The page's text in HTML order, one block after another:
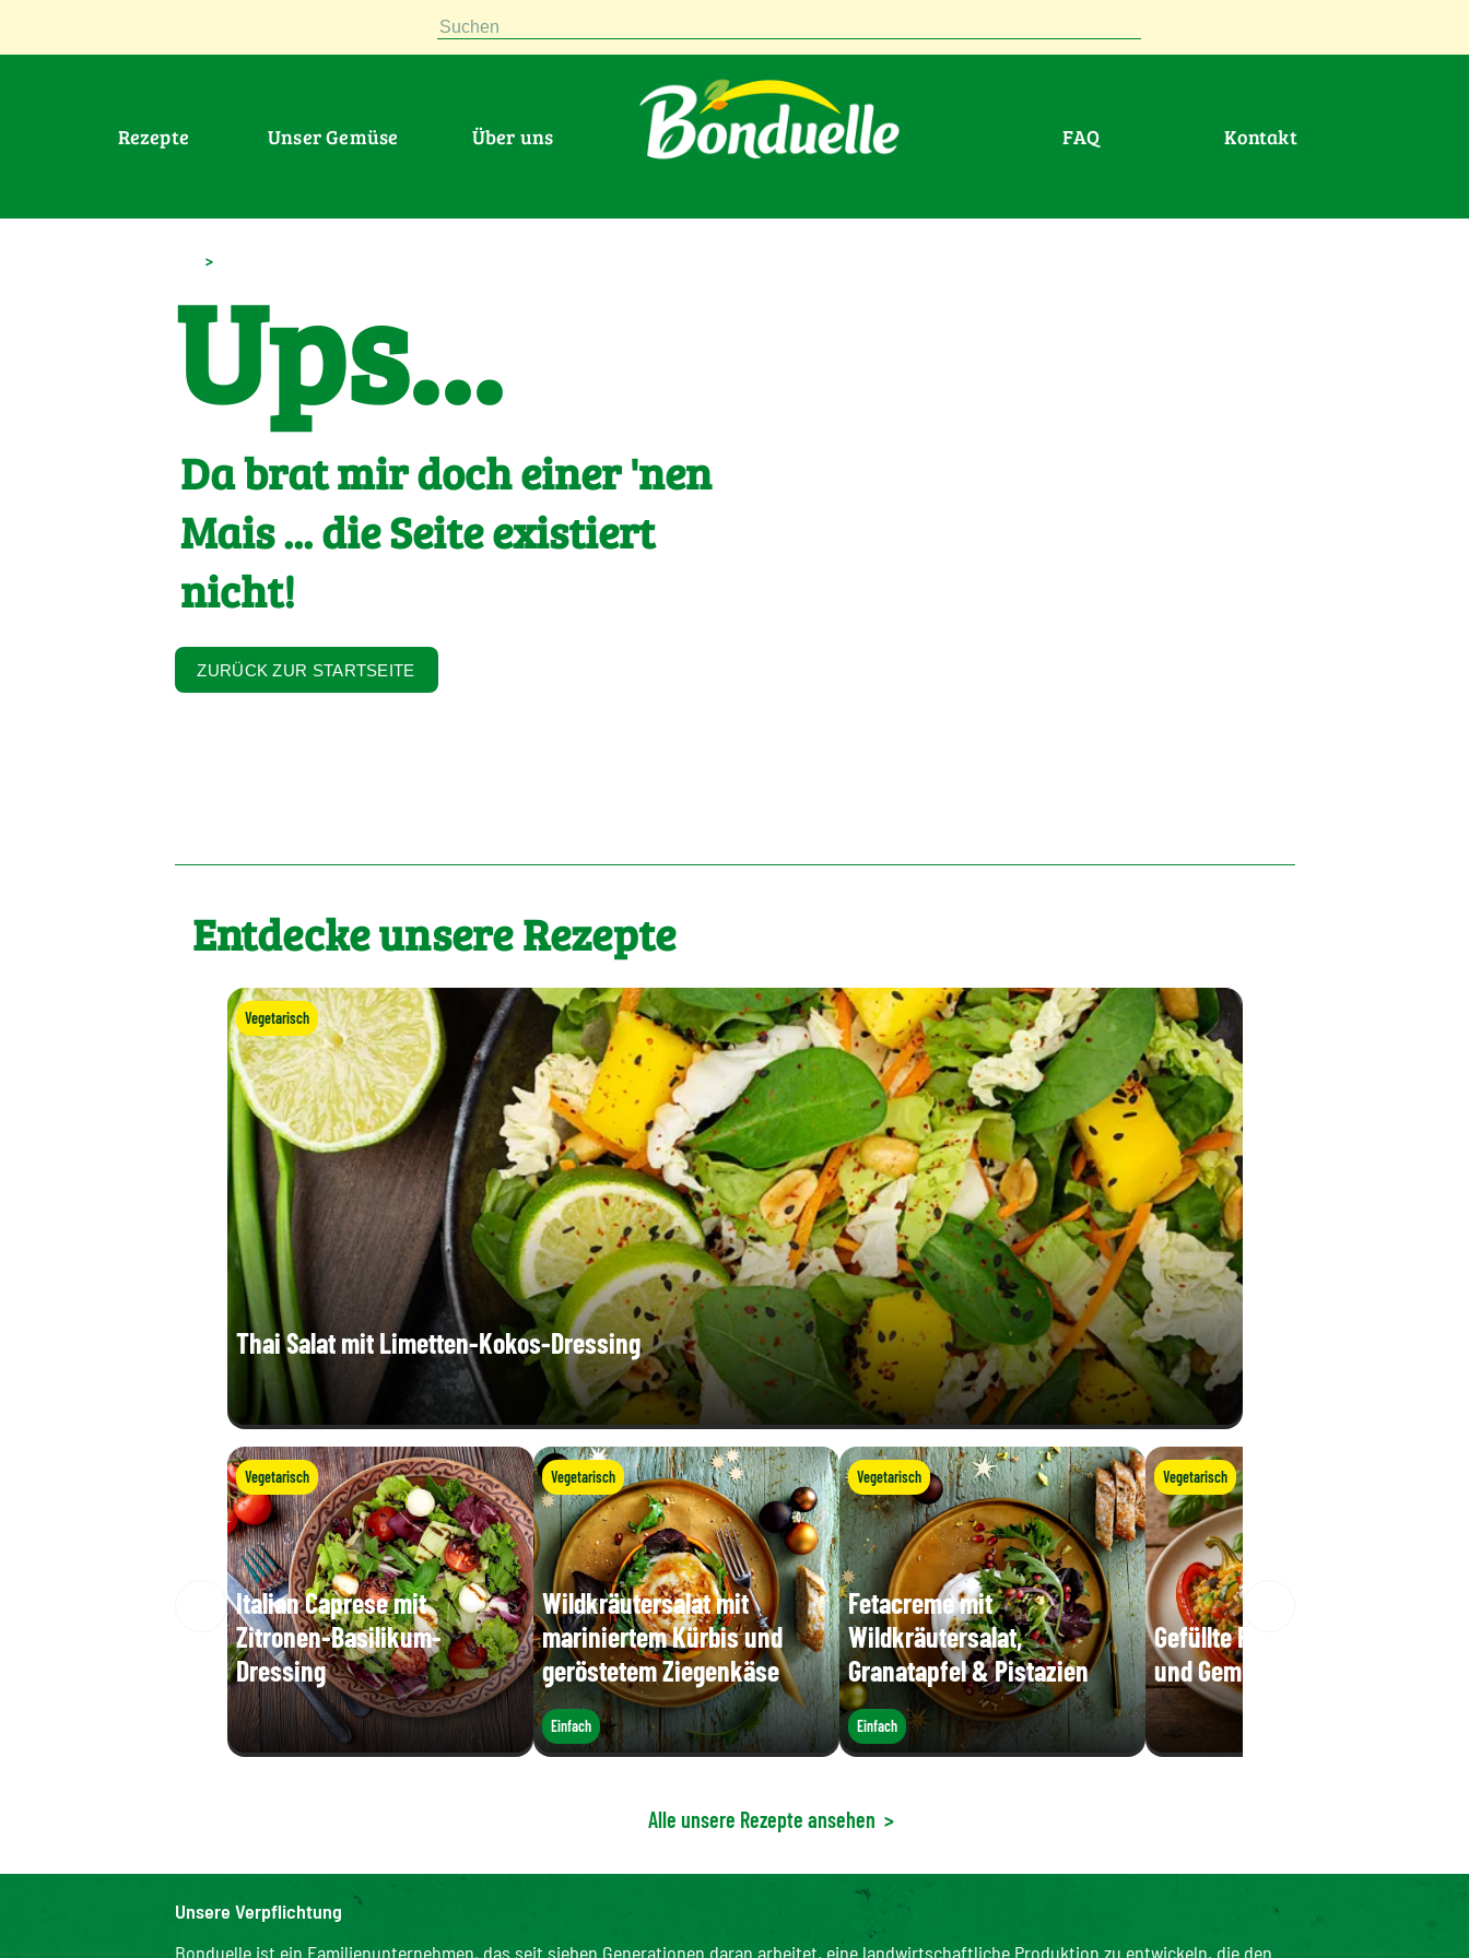
Suchen
Rezepte Unser Gemüse Über uns FAQ Kontakt
>
Ups...
Da brat mir doch einer 'nen
Mais ... die Seite existiert
nicht!
ZURÜCK ZUR STARTSEITE
Entdecke unsere Rezepte
Vegetarisch
Thai Salat mit Limetten-Kokos-Dressing
Vegetarisch
Italian Caprese mit
Zitronen-Basilikum-
Dressing
Vegetarisch
Wildkräutersalat mit
mariniertem Kürbis und
geröstetem Ziegenkäse
Einfach
Vegetarisch
Fetacreme mit
Wildkräutersalat,
Granatapfel & Pistazien
Einfach
Vegetarisch
Gefüllte Paprika mit Reis
und Gemüse
Alle unsere Rezepte ansehen >
Unsere Verpflichtung
Bonduelle ist ein Familienunternehmen, das seit sieben Generationen daran arbeitet, eine landwirtschaftliche Produktion zu entwickeln, die den